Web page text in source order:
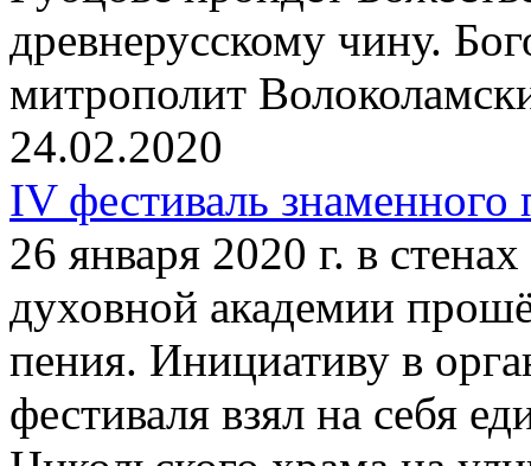
древнерусскому чину.
митрополит
24.02.2020
IV фестиваль
26 января 2020 г. в
духовной академии
пения. Инициативу в
фестиваля взял на себя